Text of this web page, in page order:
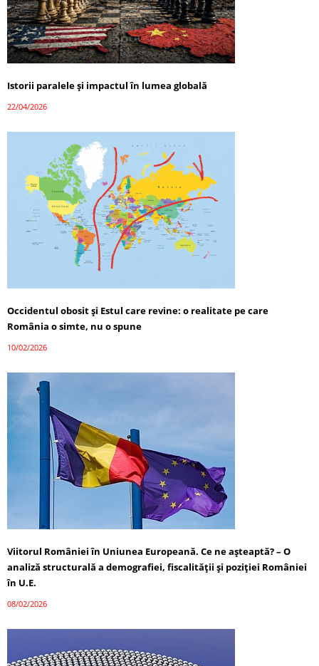
Istorii paralele și impactul în lumea globală
22/04/2026
Occidentul obosit și Estul care revine: o realitate pe care
România o simte, nu o spune
10/02/2026
Viitorul României în Uniunea Europeană. Ce ne așteaptă? – O
analiză structurală a demografiei, fiscalității și poziției României
în U.E.
08/02/2026